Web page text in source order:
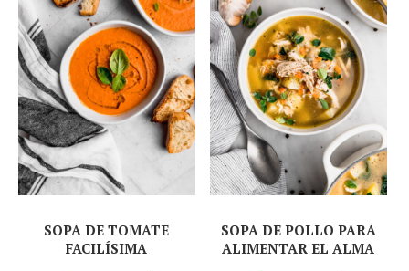
SOPA DE TOMATE
FACILÍSIMA
SOPA DE POLLO PARA
ALIMENTAR EL ALMA